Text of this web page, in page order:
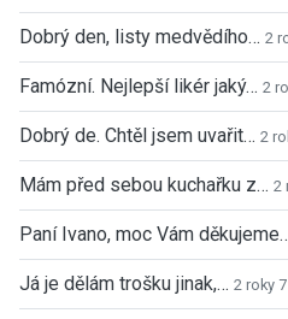
Dobrý den, listy medvědího… 2
Famózní. Nejlepší likér jaký… 2
Dobrý de. Chtěl jsem uvařit… 2
Mám před sebou kuchařku z… 2
Paní Ivano, moc Vám
Já je dělám trošku jinak,… 2 roky